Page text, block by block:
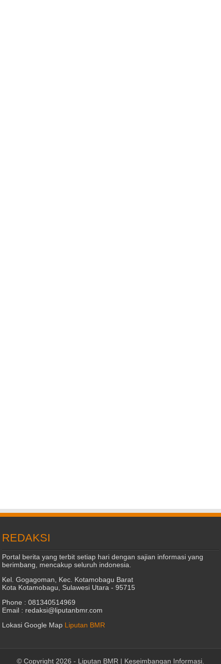
REDAKSI
Portal berita yang terbit setiap hari dengan sajian informasi yang
berimbang, mencakup seluruh indonesia.
Kel. Gogagoman, Kec. Kotamobagu Barat
Kota Kotamobagu, Sulawesi Utara - 95715
Phone : 081340514969
Email : redaksi@liputanbmr.com
Lokasi Google Map Liputan BMR
© Copyright 2026 - Liputan BMR | Keseimbangan Informasi